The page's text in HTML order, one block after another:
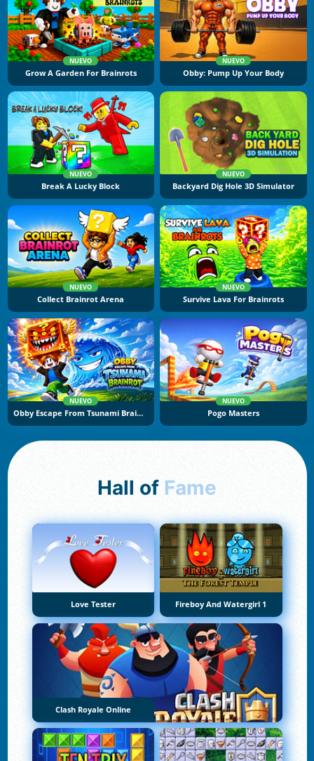
NUEVO
Grow A Garden For Brainrots
NUEVO
Obby: Pump Up Your Body
NUEVO
Break A Lucky Block
NUEVO
Backyard Dig Hole 3D Simulator
NUEVO
Collect Brainrot Arena
NUEVO
Survive Lava For Brainrots
NUEVO
Obby Escape From Tsunami Brainrot
NUEVO
Pogo Masters
Hall of Fame
Love Tester Fireboy And Watergirl 1
Clash Royale Online